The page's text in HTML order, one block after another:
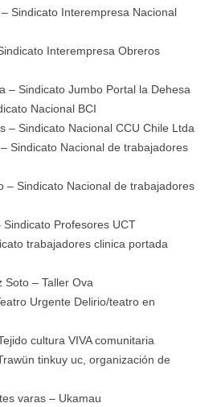
Sindicato Interempresa Nacional
Interempresa Obreros
– Sindicato Jumbo Portal la Dehesa
Nacional BCI
– Sindicato Nacional CCU Chile Ltda
Sindicato Nacional de trabajadores
– Sindicato Nacional de trabajadores
Profesores UCT
trabajadores clinica portada
Soto – Taller Ova
Urgente Delirio/teatro en
cultura VIVA comunitaria
tinkuy uc, organización de
varas – Ukamau